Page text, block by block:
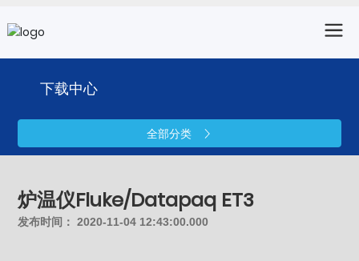
下载中心
全部分类
炉温仪Fluke/Datapaq ET3
发布时间： 2020-11-04 12:43:00.000